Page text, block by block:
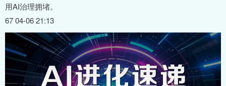
用AI治理拥堵。
67 04-06 21:13